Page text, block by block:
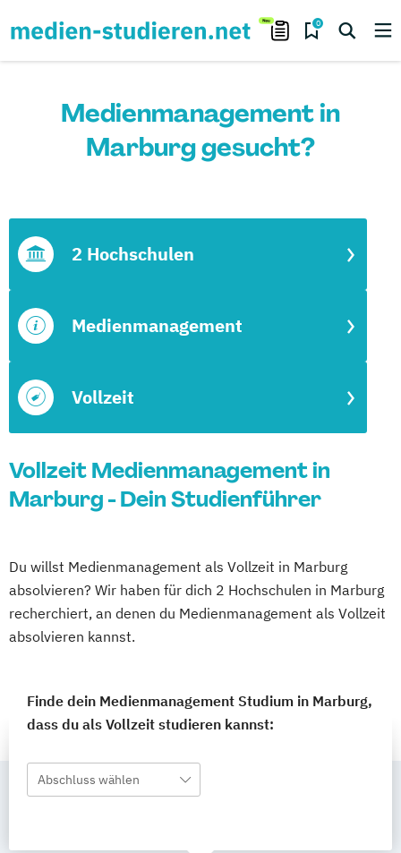
0
Medienmanagement in
Marburg gesucht?
Vollzeit
Medienmanagement
2 Hochschulen
Vollzeit Medienmanagement in
Marburg - Dein Studienführer
Du willst Medienmanagement als Vollzeit in Marburg
absolvieren? Wir haben für dich 2 Hochschulen in Marburg
recherchiert, an denen du Medienmanagement als Vollzeit
absolvieren kannst.
Finde dein Medienmanagement Studium in Marburg,
dass du als Vollzeit studieren kannst:
Abschluss wählen